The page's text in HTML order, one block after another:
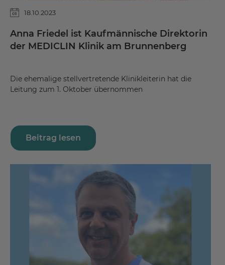
18.10.2023
Anna Friedel ist Kaufmännische Direktorin
der MEDICLIN Klinik am Brunnenberg
Die ehemalige stellvertretende Klinikleiterin hat die
Leitung zum 1. Oktober übernommen
Beitrag lesen